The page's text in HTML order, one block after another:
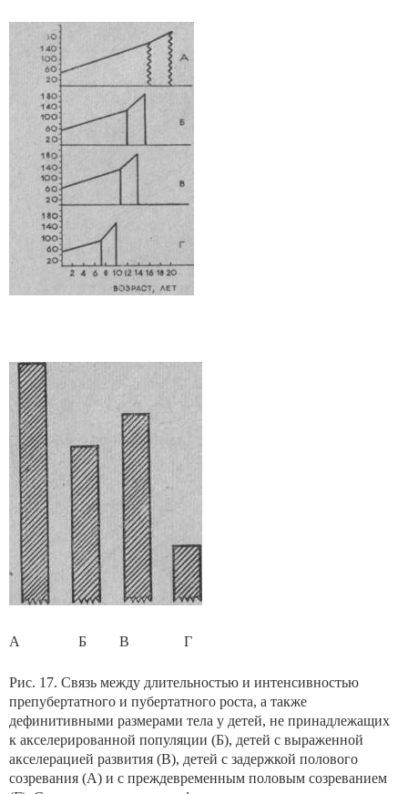
А Б В Г
Рис. 17. Связь между длительностью и интенсивностью
препубертатного и пубертатного роста, а также
дефинитивными размерами тела у детей, не принадлежащих
к акселерированной популяции (Б), детей с выраженной
акселерацией развития (В), детей с задерж­кой полового
созревания (А) и с преждевременным половым созре­ванием